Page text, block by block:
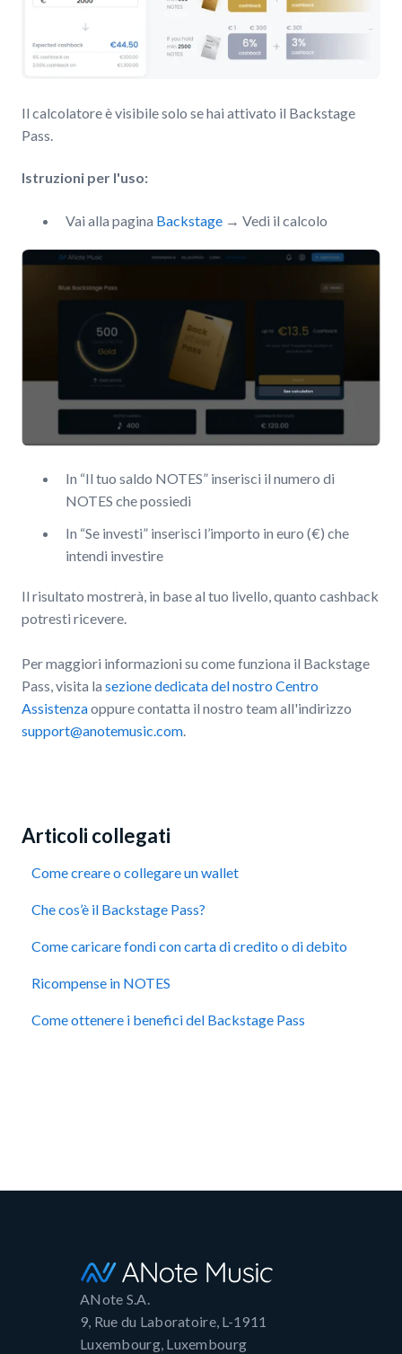
Il calcolatore è visibile solo se hai attivato il Backstage
Pass.
Istruzioni per l'uso:
Vai alla pagina Backstage → Vedi il calcolo
In “Il tuo saldo NOTES” inserisci il numero di
NOTES che possiedi
In “Se investi” inserisci l’importo in euro (€) che
intendi investire
Il risultato mostrerà, in base al tuo livello, quanto cashback
potresti ricevere.
Per maggiori informazioni su come funziona il Backstage
Pass, visita la sezione dedicata del nostro Centro
Assistenzaoppure contatta il nostro team all'indirizzo
support@anotemusic.com
Articoli collegati
Come creare o collegare un wallet
Che cos’è il Backstage Pass?
Come caricare fondi con carta di credito o di debito
Ricompense in NOTES
Come ottenere i benefici del Backstage Pass
ANote S.A.
9, Rue du Laboratoire, L-1911
Luxembourg, Luxembourg